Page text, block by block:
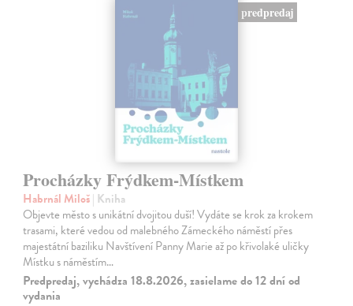
predpredaj
Procházky Frýdkem-Místkem
Habrnál Miloš| Kniha
Objevte město s unikátní dvojitou duší! Vydáte se krok za krokem
trasami, které vedou od malebného Zámeckého náměstí přes
majestátní baziliku Navštívení Panny Marie až po křivolaké uličky
Místku s náměstím…
Predpredaj, vychádza 18.8.2026, zasielame do 12 dní od
vydania